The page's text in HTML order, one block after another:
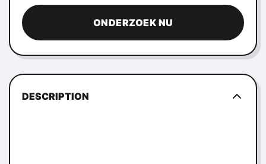
ONDERZOEK NU
DESCRIPTION